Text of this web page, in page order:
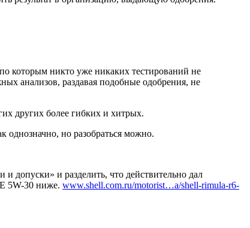
которым никто уже никаких тестирований не
анализов, раздавая подобные одобрения, не
других более гибких и хитрых.
однозначно, но разобраться можно.
допуски» и разделить, что действительно дал
5W-30 ниже. www.shell.com.ru/motorist…a/shell-rimula-r6-